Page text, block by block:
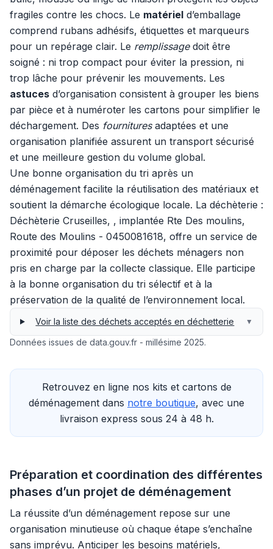
fragiles contre les chocs. Le matériel d’emballage
comprend rubans adhésifs, étiquettes et marqueurs
pour un repérage clair. Le remplissagedoit être
soigné : ni trop compact pour éviter la pression, ni
trop lâche pour prévenir les mouvements. Les
astuces d’organisation consistent à grouper les biens
par pièce et à numéroter les cartons pour simplifier le
déchargement. Des fournituresadaptées et une
organisation planifiée assurent un transport sécurisé
et une meilleure gestion du volume global.
Une bonne organisation du tri après un
déménagement facilite la réutilisation des matériaux et
soutient la démarche écologique locale. La déchèterie :
Déchèterie Cruseilles, , implantée Rte Des moulins,
Route des Moulins - 0450081618, offre un service de
proximité pour déposer les déchets ménagers non
pris en charge par la collecte classique. Elle participe
à la bonne organisation du tri sélectif et à la
préservation de la qualité de l’environnement local.
Voir la liste des déchets acceptés en déchetterie ▼
Données issues de data.gouv.fr - millésime 2025.
Retrouvez en ligne nos kits et cartons de
déménagement dans notre boutique, avec une
livraison express sous 24 à 48 h.
Préparation et coordination des différentes
phases d’un projet de déménagement
La réussite d’un déménagement repose sur une
organisation minutieuse où chaque étape s’enchaîne
sans imprévu. Anticiper les besoins matériels,